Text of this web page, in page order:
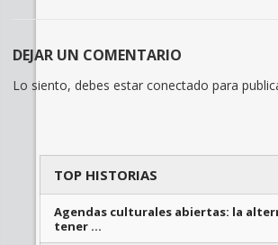
DEJAR UN COMENTARIO
Lo siento, debes estar conectado para
TOP HISTORIAS
Agendas culturales abiertas: la
tener …